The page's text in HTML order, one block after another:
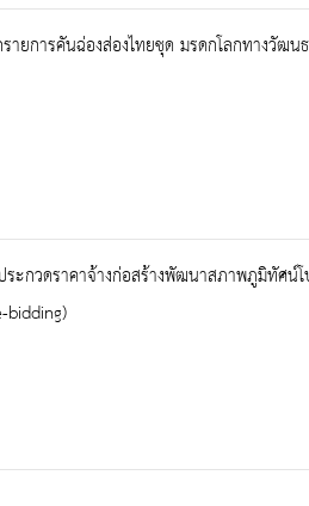
ายการคันฉ่องส่องไทยชุด มรดกโลกทางวัฒ
ะกวดราคาจ้างก่อสร้างพัฒนาสภาพภูมิทัศ
bidding)